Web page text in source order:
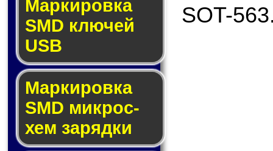
Маркировка
SMD клю­чей
USB
Маркировка
SMD мик­рос­
хем за­ряд­ки
SOT-